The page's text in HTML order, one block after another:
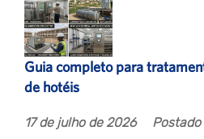
Guia completo para
de hotéis
17 de julho de 2026 Postado